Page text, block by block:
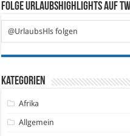
Folge Urlaubshighlights auf
@UrlaubsHls folgen
Kategorien
Afrika
Allgemein